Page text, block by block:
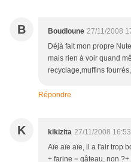
B Boudloune 27/11/2008
Déjà fait mon propre
mais rien à voir quand
recyclage,muffins
Répondre
K kikizita 27/11/2008 16:53
Aïe aïe aïe, il a l'air trop
+ farine = gâteau, non